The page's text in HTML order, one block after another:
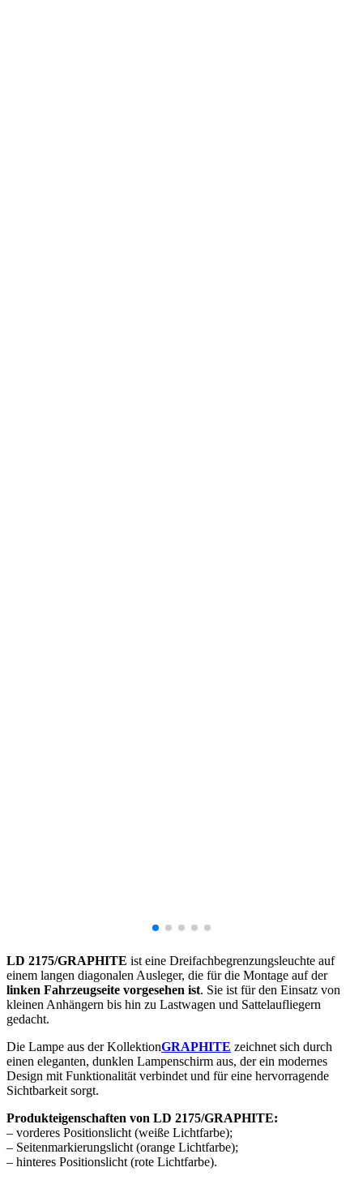
LD 2175/GRAPHITE ist eine Dreifachbegrenzungsleuchte auf
einem langen diagonalen Ausleger, die für die Montage auf der
linken Fahrzeugseite vorgesehen ist. Sie ist für den Einsatz von
kleinen Anhängern bis hin zu Lastwagen und Sattelaufliegern
gedacht.
Die Lampe aus der KollektionGRAPHITE zeichnet sich durch
einen eleganten, dunklen Lampenschirm aus, der ein modernes
Design mit Funktionalität verbindet und für eine hervorragende
Sichtbarkeit sorgt.
Produkteigenschaften von LD 2175/GRAPHITE:
– vorderes Positionslicht (weiße Lichtfarbe);
– Seitenmarkierungslicht (orange Lichtfarbe);
– hinteres Positionslicht (rote Lichtfarbe).